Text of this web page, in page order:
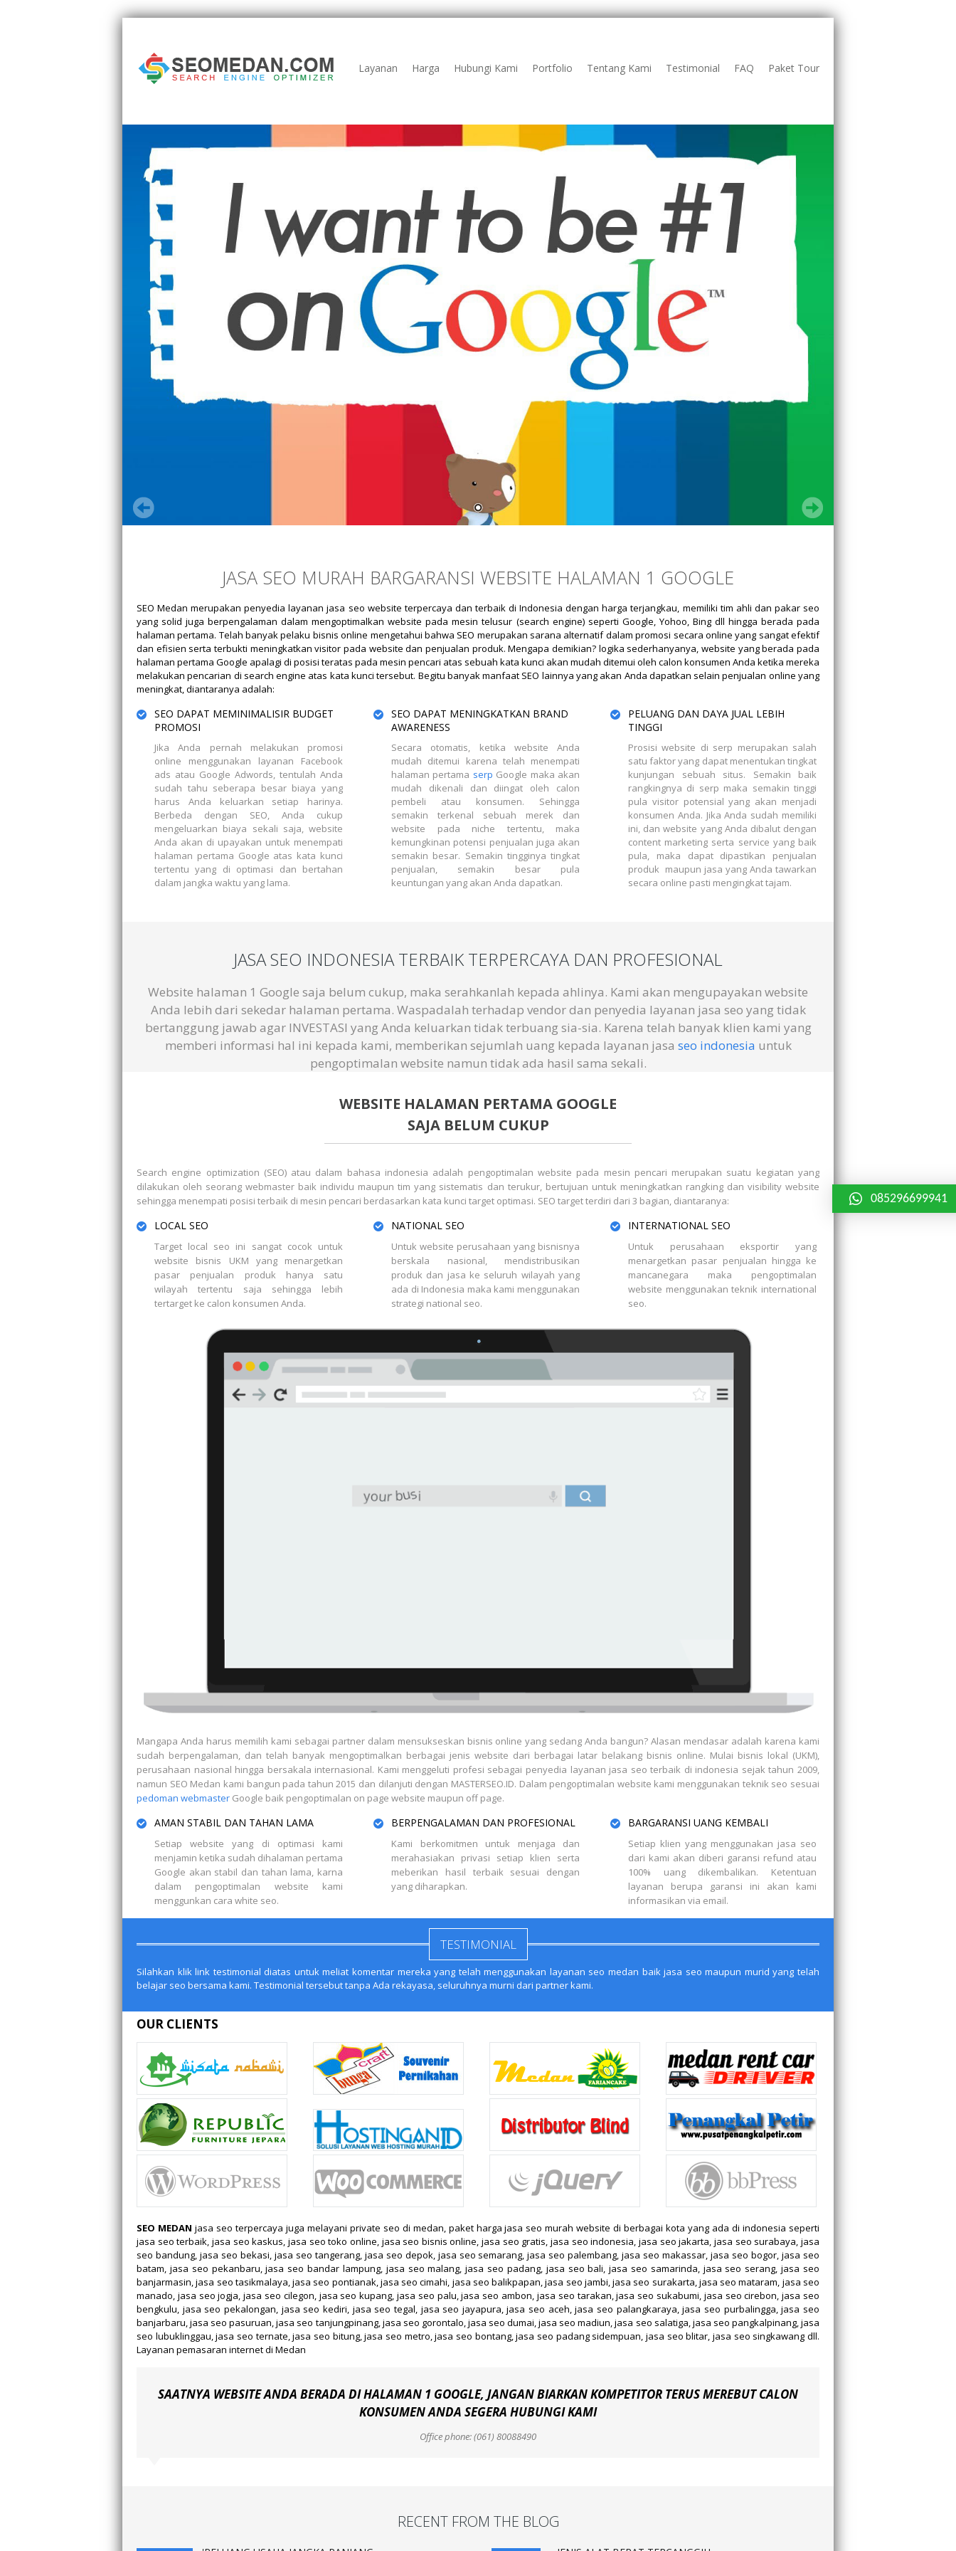
Layanan Harga Hubungi Kami Portfolio Tentang Kami Testimonial FAQ Paket Tour
JASA SEO MURAH BARGARANSI WEBSITE HALAMAN 1 GOOGLE
SEO Medan merupakan penyedia layanan jasa seo website terpercaya dan terbaik di Indonesia dengan harga terjangkau, memiliki tim ahli dan pakar seo
yang solid juga berpengalaman dalam mengoptimalkan website pada mesin telusur (search engine) seperti Google, Yohoo, Bing dll hingga berada pada
halaman pertama. Telah banyak pelaku bisnis online mengetahui bahwa SEO merupakan sarana alternatif dalam promosi secara online yang sangat efektif
dan efisien serta terbukti meningkatkan visitor pada website dan penjualan produk. Mengapa demikian? logika sederhanyanya, website yang berada pada
halaman pertama Google apalagi di posisi teratas pada mesin pencari atas sebuah kata kunci akan mudah ditemui oleh calon konsumen Anda ketika mereka
melakukan pencarian di search engine atas kata kunci tersebut. Begitu banyak manfaat SEO lainnya yang akan Anda dapatkan selain penjualan online yang
meningkat, diantaranya adalah:
SEO DAPAT MEMINIMALISIR BUDGET
PROMOSI
Jika Anda pernah melakukan promosi
online menggunakan layanan Facebook
ads atau Google Adwords, tentulah Anda
sudah tahu seberapa besar biaya yang
harus Anda keluarkan setiap harinya.
Berbeda dengan SEO, Anda cukup
mengeluarkan biaya sekali saja, website
Anda akan di upayakan untuk menempati
halaman pertama Google atas kata kunci
tertentu yang di optimasi dan bertahan
dalam jangka waktu yang lama.
SEO DAPAT MENINGKATKAN BRAND
AWARENESS
Secara otomatis, ketika website Anda
mudah ditemui karena telah menempati
halaman pertama serp Google maka akan
mudah dikenali dan diingat oleh calon
pembeli atau konsumen. Sehingga
semakin terkenal sebuah merek dan
website pada niche tertentu, maka
kemungkinan potensi penjualan juga akan
semakin besar. Semakin tingginya tingkat
penjualan, semakin besar pula
keuntungan yang akan Anda dapatkan.
PELUANG DAN DAYA JUAL LEBIH
TINGGI
Prosisi website di serp merupakan salah
satu faktor yang dapat menentukan tingkat
kunjungan sebuah situs. Semakin baik
rangkingnya di serp maka semakin tinggi
pula visitor potensial yang akan menjadi
konsumen Anda. Jika Anda sudah memiliki
ini, dan website yang Anda dibalut dengan
content marketing serta service yang baik
pula, maka dapat dipastikan penjualan
produk maupun jasa yang Anda tawarkan
secara online pasti mengingkat tajam.
JASA SEO INDONESIA TERBAIK TERPERCAYA DAN PROFESIONAL
Website halaman 1 Google saja belum cukup, maka serahkanlah kepada ahlinya. Kami akan mengupayakan website
Anda lebih dari sekedar halaman pertama. Waspadalah terhadap vendor dan penyedia layanan jasa seo yang tidak
bertanggung jawab agar INVESTASI yang Anda keluarkan tidak terbuang sia-sia. Karena telah banyak klien kami yang
memberi informasi hal ini kepada kami, memberikan sejumlah uang kepada layanan jasa seo indonesia untuk
pengoptimalan website namun tidak ada hasil sama sekali.
WEBSITE HALAMAN PERTAMA GOOGLE
SAJA BELUM CUKUP
Search engine optimization (SEO) atau dalam bahasa indonesia adalah pengoptimalan website pada mesin pencari merupakan suatu kegiatan yang
dilakukan oleh seorang webmaster baik individu maupun tim yang sistematis dan terukur, bertujuan untuk meningkatkan rangking dan visibility website
sehingga menempati posisi terbaik di mesin pencari berdasarkan kata kunci target optimasi. SEO target terdiri dari 3 bagian, diantaranya:
LOCAL SEO
Target local seo ini sangat cocok untuk
website bisnis UKM yang menargetkan
pasar penjualan produk hanya satu
wilayah tertentu saja sehingga lebih
tertarget ke calon konsumen Anda.
NATIONAL SEO
Untuk website perusahaan yang bisnisnya
berskala nasional, mendistribusikan
produk dan jasa ke seluruh wilayah yang
ada di Indonesia maka kami menggunakan
strategi national seo.
INTERNATIONAL SEO
Untuk perusahaan eksportir yang
menargetkan pasar penjualan hingga ke
mancanegara maka pengoptimalan
website menggunakan teknik international
seo.
Mangapa Anda harus memilih kami sebagai partner dalam mensukseskan bisnis online yang sedang Anda bangun? Alasan mendasar adalah karena kami
sudah berpengalaman, dan telah banyak mengoptimalkan berbagai jenis website dari berbagai latar belakang bisnis online. Mulai bisnis lokal (UKM),
perusahaan nasional hingga bersakala internasional. Kami menggeluti profesi sebagai penyedia layanan jasa seo terbaik di indonesia sejak tahun 2009,
namun SEO Medan kami bangun pada tahun 2015 dan dilanjuti dengan MASTERSEO.ID. Dalam pengoptimalan website kami menggunakan teknik seo sesuai
pedoman webmaster Google baik pengoptimalan on page website maupun off page.
AMAN STABIL DAN TAHAN LAMA
Setiap website yang di optimasi kami
menjamin ketika sudah dihalaman pertama
Google akan stabil dan tahan lama, karna
dalam pengoptimalan website kami
menggunkan cara white seo.
BERPENGALAMAN DAN PROFESIONAL
Kami berkomitmen untuk menjaga dan
merahasiakan privasi setiap klien serta
meberikan hasil terbaik sesuai dengan
yang diharapkan.
BARGARANSI UANG KEMBALI
Setiap klien yang menggunakan jasa seo
dari kami akan diberi garansi refund atau
100% uang dikembalikan. Ketentuan
layanan berupa garansi ini akan kami
informasikan via email.
TESTIMONIAL
Silahkan klik link testimonial diatas untuk meliat komentar mereka yang telah menggunakan layanan seo medan baik jasa seo maupun murid yang telah
belajar seo bersama kami. Testimonial tersebut tanpa Ada rekayasa, seluruhnya murni dari partner kami.
OUR CLIENTS
SEO MEDAN jasa seo terpercaya juga melayani private seo di medan, paket harga jasa seo murah website di berbagai kota yang ada di indonesia seperti
jasa seo terbaik, jasa seo kaskus, jasa seo toko online, jasa seo bisnis online, jasa seo gratis, jasa seo indonesia, jasa seo jakarta, jasa seo surabaya, jasa
seo bandung, jasa seo bekasi, jasa seo tangerang, jasa seo depok, jasa seo semarang, jasa seo palembang, jasa seo makassar, jasa seo bogor, jasa seo
batam, jasa seo pekanbaru, jasa seo bandar lampung, jasa seo malang, jasa seo padang, jasa seo bali, jasa seo samarinda, jasa seo serang, jasa seo
banjarmasin, jasa seo tasikmalaya, jasa seo pontianak, jasa seo cimahi, jasa seo balikpapan, jasa seo jambi, jasa seo surakarta, jasa seo mataram, jasa seo
manado, jasa seo jogja, jasa seo cilegon, jasa seo kupang, jasa seo palu, jasa seo ambon, jasa seo tarakan, jasa seo sukabumi, jasa seo cirebon, jasa seo
bengkulu, jasa seo pekalongan, jasa seo kediri, jasa seo tegal, jasa seo jayapura, jasa seo aceh, jasa seo palangkaraya, jasa seo purbalingga, jasa seo
banjarbaru, jasa seo pasuruan, jasa seo tanjungpinang, jasa seo gorontalo, jasa seo dumai, jasa seo madiun, jasa seo salatiga, jasa seo pangkalpinang, jasa
seo lubuklinggau, jasa seo ternate, jasa seo bitung, jasa seo metro, jasa seo bontang, jasa seo padang sidempuan, jasa seo blitar, jasa seo singkawang dll.
Layanan pemasaran internet di Medan
SAATNYA WEBSITE ANDA BERADA DI HALAMAN 1 GOOGLE, JANGAN BIARKAN KOMPETITOR TERUS MEREBUT CALON
KONSUMEN ANDA SEGERA HUBUNGI KAMI
Office phone: (061) 80088490
RECENT FROM THE BLOG
085296699941